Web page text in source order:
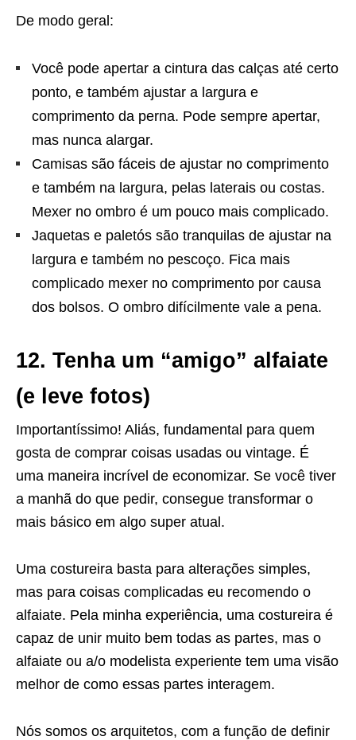
De modo geral:
Você pode apertar a cintura das calças até certo
ponto, e também ajustar a largura e
comprimento da perna. Pode sempre apertar,
mas nunca alargar.
Camisas são fáceis de ajustar no comprimento
e também na largura, pelas laterais ou costas.
Mexer no ombro é um pouco mais complicado.
Jaquetas e paletós são tranquilas de ajustar na
largura e também no pescoço. Fica mais
complicado mexer no comprimento por causa
dos bolsos. O ombro difícilmente vale a pena.
12. Tenha um “amigo” alfaiate
(e leve fotos)
Importantíssimo! Aliás, fundamental para quem
gosta de comprar coisas usadas ou vintage. É
uma maneira incrível de economizar. Se você tiver
a manhã do que pedir, consegue transformar o
mais básico em algo super atual.
Uma costureira basta para alterações simples,
mas para coisas complicadas eu recomendo o
alfaiate. Pela minha experiência, uma costureira é
capaz de unir muito bem todas as partes, mas o
alfaiate ou a/o modelista experiente tem uma visão
melhor de como essas partes interagem.
Nós somos os arquitetos, com a função de definir